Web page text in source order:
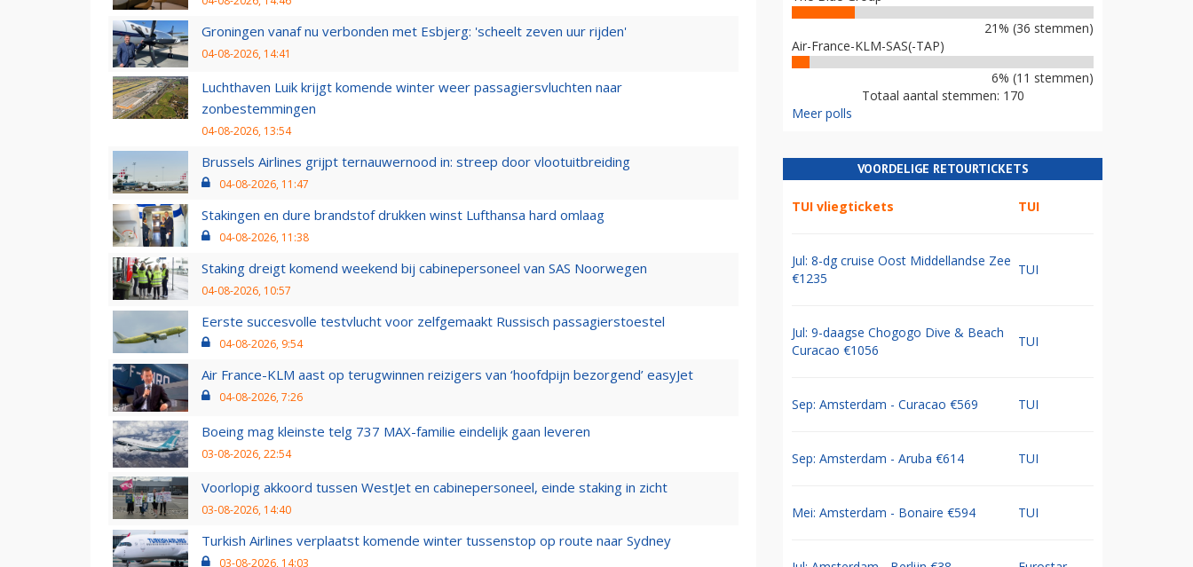
Groningen vanaf nu verbonden met Esbjerg: 'scheelt zeven uur rijden'
04-08-2026, 14:41
Luchthaven Luik krijgt komende winter weer passagiersvluchten naar
zonbestemmingen
04-08-2026, 13:54
Brussels Airlines grijpt ternauwernood in: streep door vlootuitbreiding
04-08-2026, 11:47
Stakingen en dure brandstof drukken winst Lufthansa hard omlaag
04-08-2026, 11:38
Staking dreigt komend weekend bij cabinepersoneel van SAS Noorwegen
04-08-2026, 10:57
Eerste succesvolle testvlucht voor zelfgemaakt Russisch passagierstoestel
04-08-2026, 9:54
Air France-KLM aast op terugwinnen reizigers van ‘hoofdpijn bezorgend’ easyJet
04-08-2026, 7:26
Boeing mag kleinste telg 737 MAX-familie eindelijk gaan leveren
03-08-2026, 22:54
Voorlopig akkoord tussen WestJet en cabinepersoneel, einde staking in zicht
03-08-2026, 14:40
Turkish Airlines verplaatst komende winter tussenstop op route naar Sydney
03-08-2026, 14:03
21% (36 stemmen)
Air-France-KLM-SAS(-TAP)
6% (11 stemmen)
Totaal aantal stemmen: 170
Meer polls
VOORDELIGE RETOURTICKETS
TUI vliegtickets TUI
Jul: 8-dg cruise Oost Middellandse Zee
€1235
TUI
Jul: 9-daagse Chogogo Dive & Beach
Curacao €1056
TUI
Sep: Amsterdam - Curacao €569 TUI
Sep: Amsterdam - Aruba €614 TUI
Mei: Amsterdam - Bonaire €594 TUI